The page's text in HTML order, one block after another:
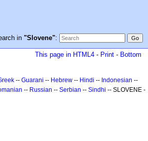
in "Slovene":
This page in HTML4 - Print - Bottom
-- Guarani -- Hebrew -- Hindi -- Indonesian --
-- Russian -- Serbian -- Sindhi -- SLOVENE -